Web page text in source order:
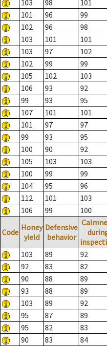
103 98 101
101 96 99
102 96 98
103 101 101
103 97 102
102 99 99
105 102 103
106 93 92
99 93 95
107 101 101
101 97 97
99 93 95
100 90 92
105 103 103
100 99 99
104 95 96
112 101 103
106 99 100
Code Honey
yield
Defensive
behavior
103 89 92
92 83 82
90 88 89
93 88 89
103 89 92
95 87 89
95 82 83
90 83 84